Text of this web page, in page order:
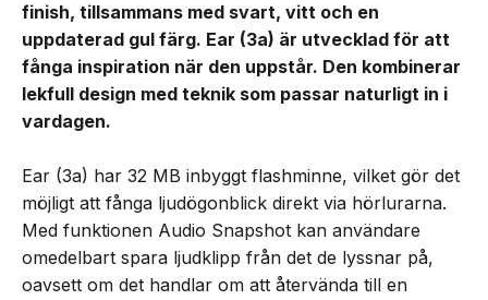
finish, tillsammans med svart, vitt och en
uppdaterad gul färg. Ear (3a) är utvecklad för att
fånga inspiration när den uppstår. Den kombinerar
lekfull design med teknik som passar naturligt in i
vardagen.
Ear (3a) har 32 MB inbyggt flashminne, vilket gör det
möjligt att fånga ljudögonblick direkt via hörlurarna.
Med funktionen Audio Snapshot kan användare
omedelbart spara ljudklipp från det de lyssnar på,
oavsett om det handlar om att återvända till en